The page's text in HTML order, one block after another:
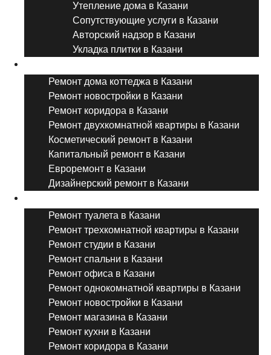
Утепление дома в Казани
Сопутствующие услуги в Казани
Авторский надзор в Казани
Укладка плитки в Казани
Ремонт дома коттеджа в Казани
Ремонт новостройки в Казани
Ремонт коридора в Казани
Ремонт двухкомнатной квартиры в Казани
Косметический ремонт в Казани
Капитальный ремонт в Казани
Евроремонт в Казани
Дизайнерский ремонт в Казани
Ремонт туалета в Казани
Ремонт трехкомнатной квартиры в Казани
Ремонт студии в Казани
Ремонт спальни в Казани
Ремонт офиса в Казани
Ремонт однокомнатной квартиры в Казани
Ремонт новостройки в Казани
Ремонт магазина в Казани
Ремонт кухни в Казани
Ремонт коридора в Казани